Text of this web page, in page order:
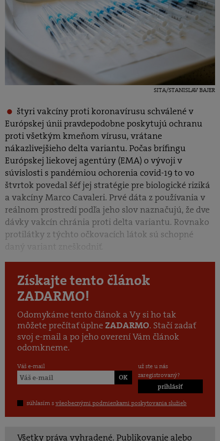
SITA/STANISLAV BAJER
štyri vakcíny proti koronavírusu schválené v
Európskej únii pravdepodobne poskytujú ochranu
proti všetkým kmeňom vírusu, vrátane
nákazlivejšieho delta variantu. Počas brífingu
Európskej liekovej agentúry (EMA) o vývoji v
súvislosti s pandémiou ochorenia covid-19 to vo
štvrtok povedal šéf jej stratégie pre biologické riziká
a vakcíny Marco Cavaleri. Prvé dáta z používania v
reálnom prostredí podľa jeho slov naznačujú, že dve
dávky vakcín chránia proti delta variantu. Rovnako
protilátky z týchto očkovacích látok sú schopné
daný variant zneškodniť.
Získajte tento článok
ZADARMO!
Odomykáme tento článok a Vy si ho tak
môžete prečítať úplne ZADARMO. Stačí zadať
svoj e-mail a po jeho overení Vám článok
odomkneme.
Váš e-mail
už ste u nás
zaregistrovaný?
prihlásiť
súhlasím svšeobecnými podmienkami poskytovania služieb
Všetky práva vyhradené. Publikovanie alebo